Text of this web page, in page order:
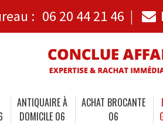
: 06 20 44 21 46
ANTIQUAIRE À
DOMICILE 06
ACHAT BROCANTE
06